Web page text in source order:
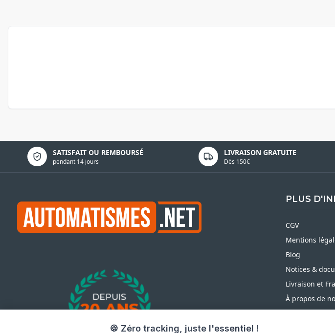
🍪 Zéro tracking, juste l'essentiel !
SATISFAIT OU REMBOURSÉ
pendant 14 jours
Politique de confidentialité LIVRAISON GRATUITE
Dès 150€
PLUS
CGV
Mentions
Blog
Notices &
Livraison et
À propos de
Satisfait ou